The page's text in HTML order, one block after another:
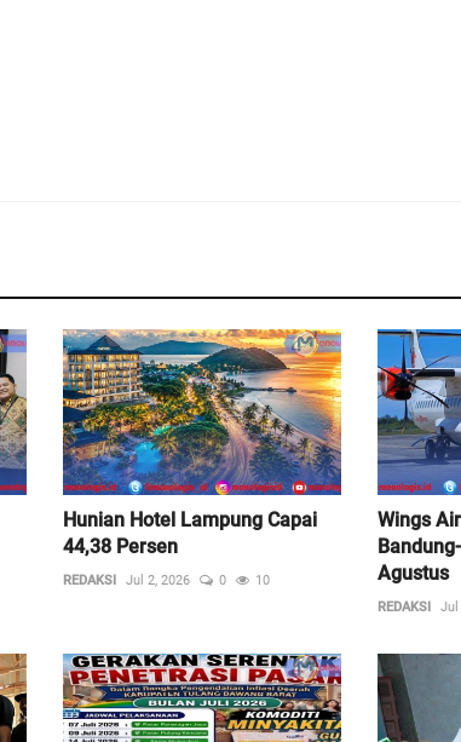
Hunian Hotel Lampung Capai
44,38 Persen
REDAKSI Jul 2, 2026 0 10
Wings
Agustus
REDAKSI Jul